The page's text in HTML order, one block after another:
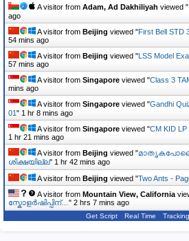
A visitor from Adam, Ad Dakhiliyah viewed "
ago
A visitor from Beijing viewed "First Bell STD
54 mins ago
A visitor from Beijing viewed "LSS Model
57 mins ago
A visitor from Singapore viewed "Class 3
mins ago
A visitor from Singapore viewed "Gandhi
01" 1 hr 8 mins ago
A visitor from Singapore viewed "CM KID LP
1 hr 21 mins ago
A visitor from Beijing viewed "
ശിക്ഷയില്ല" 1 hr 42 mins ago
A visitor from Beijing viewed "Two Ants -
A visitor from Mountain View, California
സ്കോളർഷിപ്പിന്… " 2 hrs 8 mins ago
Get Script Real Time